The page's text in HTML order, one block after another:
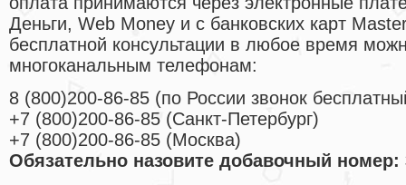
Деньги, Web Money и с банковских карт
бесплатной консультации в любое время
многоканальным телефонам:
8 (800)200-86-85 (по России звонок
+7 (800)200-86-85 (Санкт-Петербург)
+7 (800)200-86-85 (Москва)
Обязательно назовите добавочный номер: